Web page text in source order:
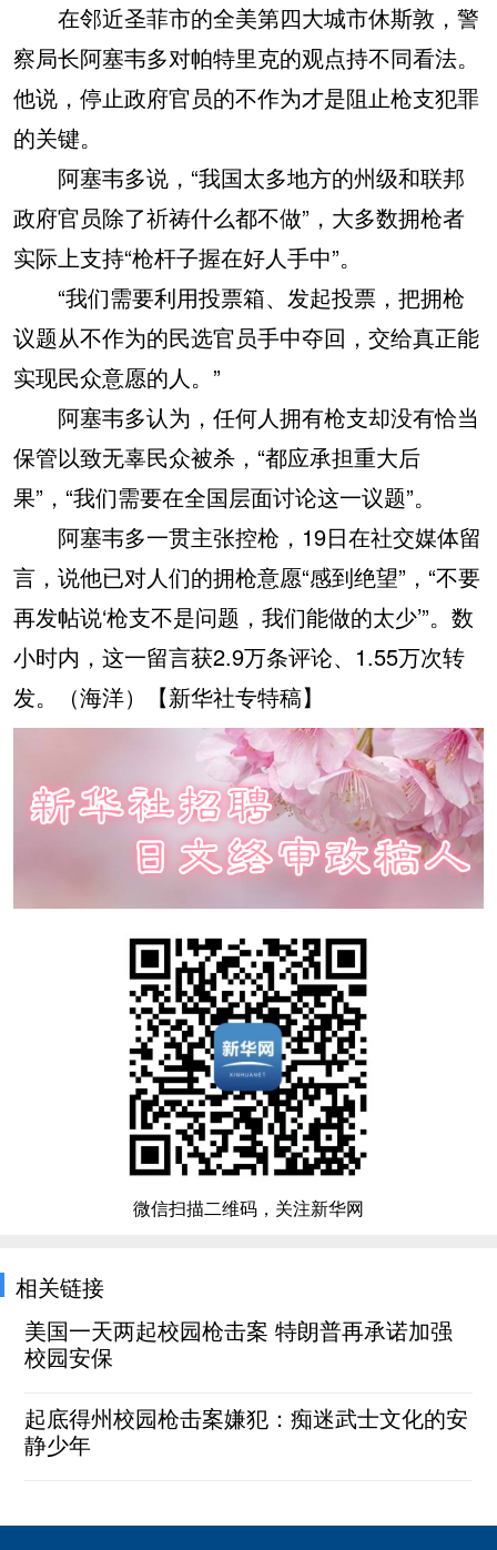
在邻近圣菲市的全美第四大城市休斯敦，警
察局长阿塞韦多对帕特里克的观点持不同看法。
他说，停止政府官员的不作为才是阻止枪支犯罪
的关键。
阿塞韦多说，“我国太多地方的州级和联邦
政府官员除了祈祷什么都不做”，大多数拥枪者
实际上支持“枪杆子握在好人手中”。
“我们需要利用投票箱、发起投票，把拥枪
议题从不作为的民选官员手中夺回，交给真正能
实现民众意愿的人。”
阿塞韦多认为，任何人拥有枪支却没有恰当
保管以致无辜民众被杀，“都应承担重大后
果”，“我们需要在全国层面讨论这一议题”。
阿塞韦多一贯主张控枪，19日在社交媒体留
言，说他已对人们的拥枪意愿“感到绝望”，“不要
再发帖说‘枪支不是问题，我们能做的太少’”。数
小时内，这一留言获2.9万条评论、1.55万次转
发。（海洋）【新华社专特稿】
微信扫描二维码，关注新华网
相关链接
美国一天两起校园枪击案 特朗普再承诺加强
校园安保
起底得州校园枪击案嫌犯：痴迷武士文化的安
静少年